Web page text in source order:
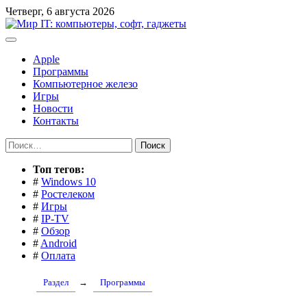
Перейти
к
содержимому
Четверг, 6 августа 2026
Apple
Программы
Компьютерное железо
Игры
Новости
Контакты
Найти:
Toп тегов:
# Windows 10
# Ростелеком
# Игры
# IP-TV
# Обзор
# Android
# Оплата
Раздел → Программы